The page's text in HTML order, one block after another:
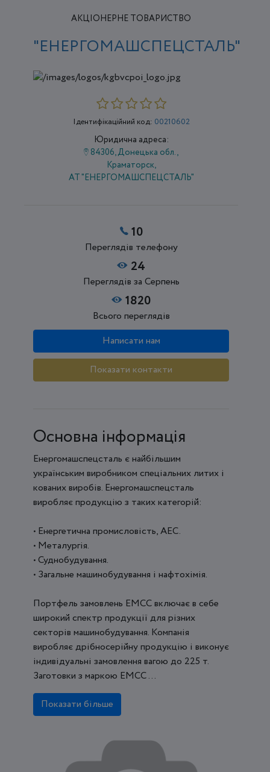
АКЦІОНЕРНЕ ТОВАРИСТВО
"ЕНЕРГОМАШСПЕЦСТАЛЬ"
Ідентифікаційний код: 00210602
Юридична адреса:
84306, Донецька обл.,
Краматорск,
АТ "ЕНЕРГОМАШСПЕЦСТАЛЬ"
10
Переглядів телефону
24
Переглядів за Серпень
1820
Всього переглядів
Написати нам
Показати контакти
Основна інформація
Енергомашспецсталь є найбільшим
українським виробником спеціальних литих і
кованих виробів. Енергомашспецсталь
виробляє продукцію з таких категорій:
• Енергетична промисловість, АЕС.
• Металургія.
• Суднобудування.
• Загальне машинобудування і нафтохімія.
Портфель замовлень ЕМСС включає в себе
широкий спектр продукції для різних
секторів машинобудування. Компанія
виробляє дрібносерійну продукцію і виконує
індивідуальні замовлення вагою до 225 т.
Заготовки з маркою ЕМСС ...
Показати більше